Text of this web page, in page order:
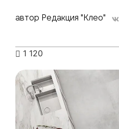
автор Редакция "Клео"
1 120